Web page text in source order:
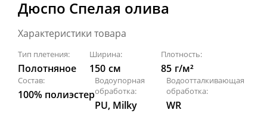
Дюспо Спелая олива
Характеристики товара
Тип плетения:
Полотняное
Ширина:
150 см
Плотность:
85 г/м²
Состав:
100% полиэстер
Водоупорная
обработка:
PU, Milky
Водоотталкивающая
обработка:
WR